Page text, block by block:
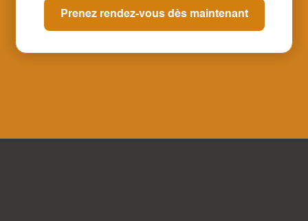
Prenez rendez-vous dès maintenant